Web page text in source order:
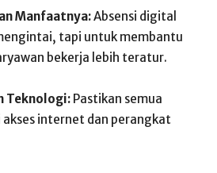
Manfaatnya:Absensi digital
tapi untuk membantu
bekerja lebih teratur.
Teknologi: Pastikan semua
internet dan perangkat